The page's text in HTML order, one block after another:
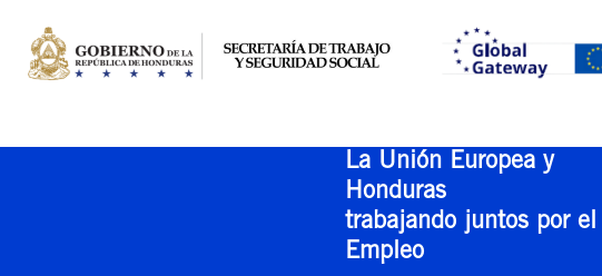
La Unión Europea y
Honduras
trabajando juntos por el
Empleo